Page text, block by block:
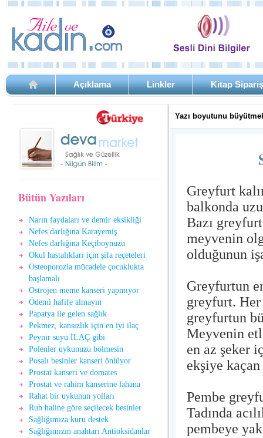
Açıklama Linkler Kitap
Bütün Yazıları
Narın faydaları ve demir eksikliği
Nefes darlığına Karayemiş
Nefes darlığına Keçiboynuzu
Okul hastalıkları için şifa reçeteleri
Osteoporozla mücadele çocuklukta
başlamalı
Ostrojen meme kanseri yapmıyor
Ödemi hafife almayın
Papatya ile gelen sağlık
Pekmez, kansızlık için en iyi ilaç
Peynir suyu İLAÇ gibi
Polenler uykunuzu bölmesin
Posalı besinler kanseri önlüyor
Prostat kanseri ve domates
Prostat ve rahim kanserine lahana
Rahat bir uykunun yolları
Ruh haline göre seçilecek besinler
Sağlığımıza kuru destek
Sağlığımızın anahtarı Antioksidanlar
Yazı boyutunu
Greyfurt
balkonda
Bazı
meyvenin
olduğunun
Greyfurtun
greyfurt. Her
greyfurtun
Meyvenin
en az şeker
ekşiye
Pembe
Tadında
pembeye